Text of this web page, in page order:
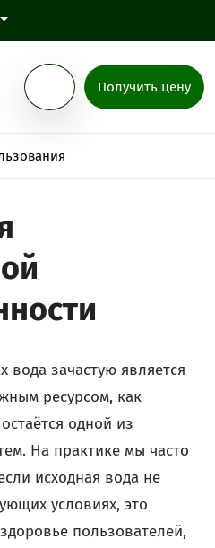
Получить цену
вода зачастую является
ресурсом, как
одной из
На практике мы часто
исходная вода не
условиях, это
пользователей,